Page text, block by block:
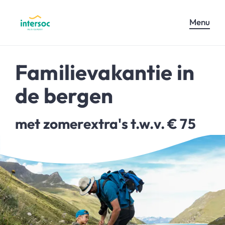
Menu
Familievakantie in
de bergen
met zomerextra's t.w.v. € 75